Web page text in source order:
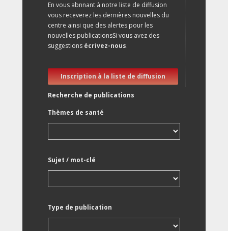
En vous abnnant à notre liste de diffusion
vous receverez les dernières nouvelles du
centre ainsi que des alertes pour les
nouvelles publicationsSi vous avez des
suggestions écrivez-nous.
Inscription à la liste de diffusion
Recherche de publications
Thèmes de santé
Sujet / mot-clé
Type de publication